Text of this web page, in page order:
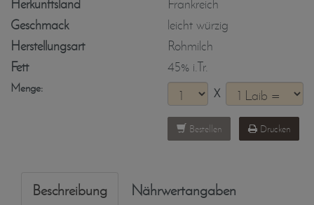
Herkunftsland
Frankreich
Geschmack
leicht würzig
Herstellungsart
Rohmilch
Fett
45% i.Tr.
Menge: X
Bestellen Drucken
Beschreibung Nährwertangaben